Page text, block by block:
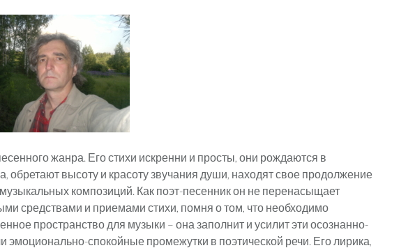
жанра. Его стихи искренни и просты, они рождаются в
обретают высоту и красоту звучания души, находят свое продолжение
композиций. Как поэт-песенник он не перенасыщает
средствами и приемами стихи, помня о том, что необходимо
пространство для музыки – она заполнит и усилит эти осознанно-
эмоционально-спокойные промежутки в поэтической речи. Его лирика,